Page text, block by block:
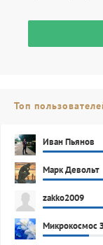
Топ
Иван Пьянов
Марк Девольт
zakko2009
Микрокосмос